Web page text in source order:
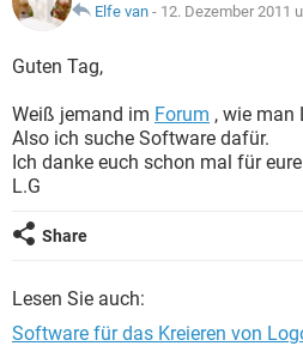
FACEBOOK
WHATSAPP
FACEBOOK
ANDROID
FACEBOOK
SPIELE
ANDROID
WINDOWS 10
WHATSAPP
FACEBOOK
Elfe van - 12. Dezember 2011
Guten Tag,
Weiß jemand im Forum , wie man
Also ich suche Software dafür.
Ich danke euch schon mal für
L.G
Share
Lesen Sie auch:
Software für das Kreieren von